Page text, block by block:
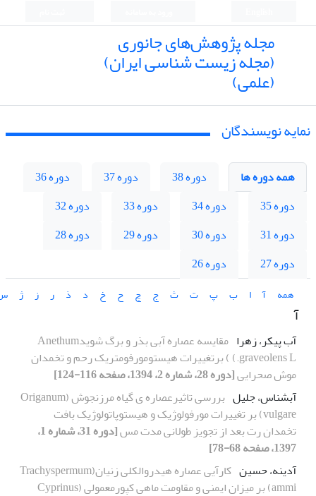
مجله پژوهش‌های جانوری
(مجله زیست شناسی ایران)
(علمی)
نمایه نویسندگان
همه دوره ها دوره 38 دوره 37
دوره 36
دوره 35
دوره 34 دوره 33
دوره 32
دوره 31
دوره 30 دوره 29
دوره 28
دوره 27
دوره 26
همه آ ا ب پ ت ث ج چ ح خ د ذ ر ز ژ
آ
آب پیکر، زهرا
مقایسه عصاره آبی بذر و برگ شویدAnethum
graveolens L.) ) برتغییرات هیستومورفومتریک رحم و تخمدان
موش صحرایی[دوره 28، شماره 2، 1394، صفحه 116-124]
آبشناس، جلیل
بررسی تاثیرعصاره ی گیاه مرزنجوش (Origanum
vulgare) بر تغییرات مورفولوژیک و هیستوپاتولوژیک بافت
تخمدان رت بعد از تجویز طولانی مدت مس
[دوره 31، شماره 1،
1397، صفحه 68-78]
آدینه، حسین
کارآیی عصاره هیدروالکلی زنیان(Trachyspermum
ammi) بر میزان ایمنی و مقاومت ماهی کپورمعمولی (Cyprinus